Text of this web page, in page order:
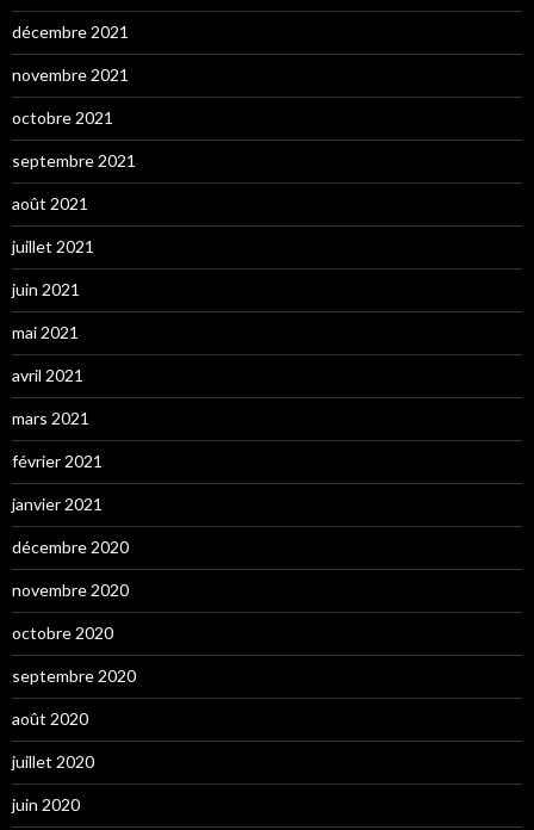
décembre 2021
novembre 2021
octobre 2021
septembre 2021
août 2021
juillet 2021
juin 2021
mai 2021
avril 2021
mars 2021
février 2021
janvier 2021
décembre 2020
novembre 2020
octobre 2020
septembre 2020
août 2020
juillet 2020
juin 2020